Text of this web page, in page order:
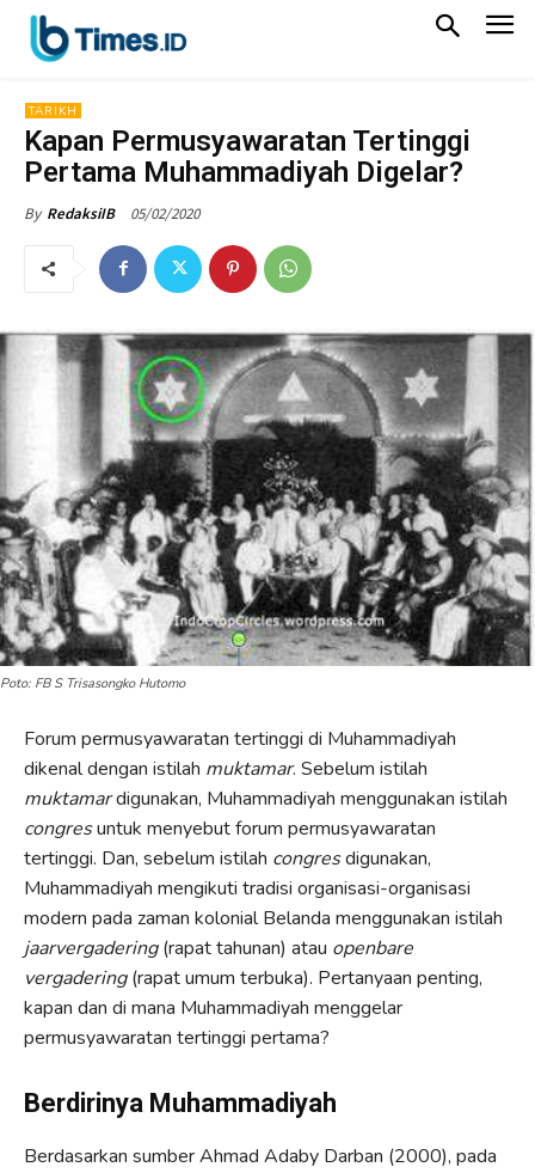
TARIKH
Kapan Permusyawaratan Tertinggi
Pertama Muhammadiyah Digelar?
By RedaksiIB 05/02/2020
Poto: FB S Trisasongko Hutomo
Forum permusyawaratan tertinggi di Muhammadiyah
dikenal dengan istilah muktamar. Sebelum istilah
muktamardigunakan, Muhammadiyah menggunakan istilah
congresuntuk menyebut forum permusyawaratan
tertinggi. Dan, sebelum istilah congresdigunakan,
Muhammadiyah mengikuti tradisi organisasi-organisasi
modern pada zaman kolonial Belanda menggunakan istilah
jaarvergadering(rapat tahunan) atau openbare
vergadering(rapat umum terbuka). Pertanyaan penting,
kapan dan di mana Muhammadiyah menggelar
permusyawaratan tertinggi pertama?
Berdirinya Muhammadiyah
Berdasarkan sumber Ahmad Adaby Darban (2000), pada